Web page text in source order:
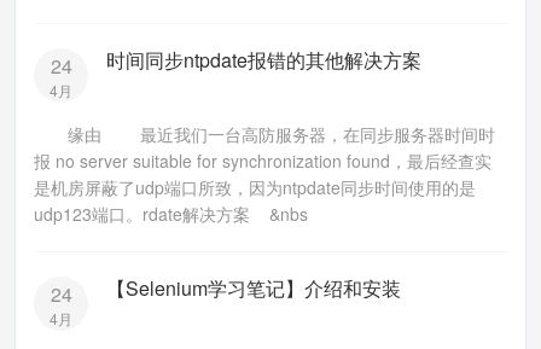
24
4月
时间同步ntpdate报错的其他解决方案
缘由 最近我们一台高防服务器，在同步服务器时间时
报 no server suitable for synchronization found，最后经查实
是机房屏蔽了udp端口所致，因为ntpdate同步时间使用的是
udp123端口。rdate解决方案 &nbs
24
4月
【Selenium学习笔记】介绍和安装